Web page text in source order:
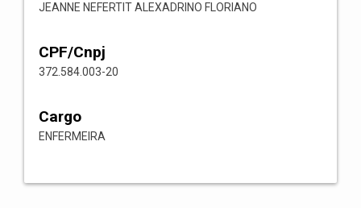
JEANNE NEFERTIT ALEXADRINO FLORIANO
CPF/Cnpj
372.584.003-20
Cargo
ENFERMEIRA